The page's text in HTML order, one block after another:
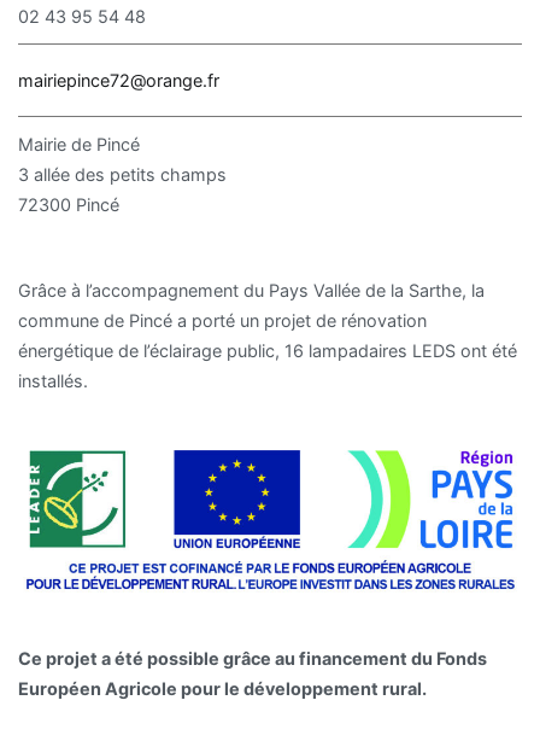
02 43 95 54 48
mairiepince72@orange.fr
Mairie de Pincé
3 allée des petits champs
72300 Pincé
Grâce à l’accompagnement du Pays Vallée de la Sarthe, la
commune de Pincé a porté un projet de rénovation
énergétique de l’éclairage public, 16 lampadaires LEDS ont été
installés.
Ce projet a été possible grâce au financement du Fonds
Européen Agricole pour le développement rural.